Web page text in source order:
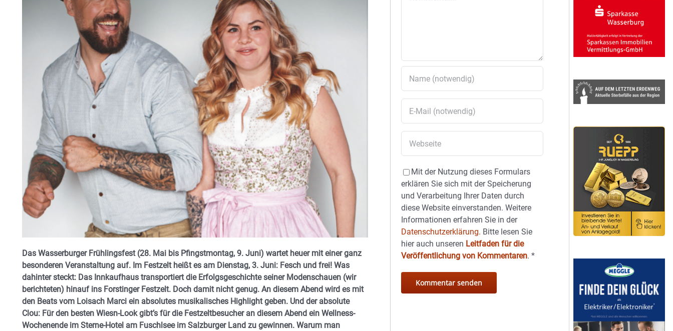
Das Wasserburger Frühlingsfest (28. Mai bis Pfingstmontag, 9. Juni) wartet heuer mit einer ganz
besonderen Veranstaltung auf. Im Festzelt heißt es am Dienstag, 3. Juni: Fesch und frei! Was
dahinter steckt: Das Innkaufhaus transportiert die Erfolgsgeschichte seiner Modenschauen (wir
berichteten) hinauf ins Forstinger Festzelt. Doch damit nicht genug. An diesem Abend wird es mit
den Beats vom Loisach Marci ein absolutes musikalisches Highlight geben. Und der absolute
Clou: Für den besten Wiesn-Look gibt’s für die Festzeltbesucher an diesem Abend ein Wellness-
Wochenende im Sterne-Hotel am Fuschlsee im Salzburger Land zu gewinnen. Warum man
Mit der Nutzung dieses Formulars
erklären Sie sich mit der Speicherung
und Verarbeitung Ihrer Daten durch
diese Website einverstanden. Weitere
Informationen erfahren Sie in der
Datenschutzerklärung. Bitte lesen Sie
hier auch unseren Leitfaden für die
Veröffentlichung von Kommentaren.*